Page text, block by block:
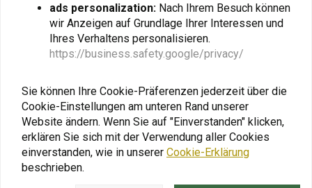
150/70 | 18 E-09 Dakar
€178,94
PIRELLI
150/70 | R18 Scorpion
Trail II
Mehr laden
ads personalization: Nach Ihrem Besuch können
wir Anzeigen auf Grundlage Ihrer Interessen und
Ihres Verhaltens personalisieren.
https://business.safety.google/privacy/
Sie können Ihre Cookie-Präferenzen jederzeit über die
Cookie-Einstellungen am unteren Rand unserer
Website ändern. Wenn Sie auf "Einverstanden" klicken,
erklären Sie sich mit der Verwendung aller Cookies
einverstanden, wie in unserer Cookie-Erklärung
beschrieben.